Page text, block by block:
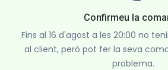
Confirmeu la
Fins al 16 d'agost a les 20:00 no
al client, però pot fer la seva
problema.